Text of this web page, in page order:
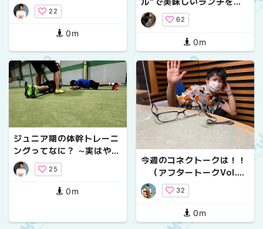
カルトレーナーが教える正
しい筋トレ・睡眠・食事の
22
0m
【４選】
62
0m
ジュニア期の体幹トレーニ
ングってなに？ ∼実はやる
だけ無駄なトレーニングが
あった⁉∼
25
0m
今週のコネクトークは！！
（アフタートークVol.
６）
32
0m